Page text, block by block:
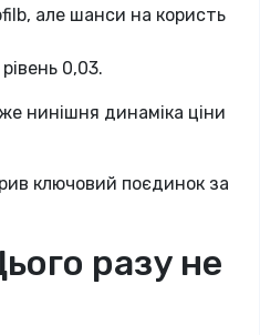
але шанси на користь
0,03.
нинішня динаміка ціни
ключовий поєдинок за
разу не